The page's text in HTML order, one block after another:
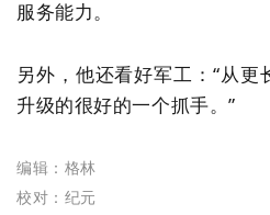
服务能力。
另外，他还看好军工 ： “从更
升级的很好的一个抓手。”
编辑：格林
校对：纪元